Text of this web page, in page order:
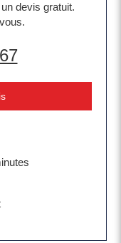
devis gratuit.